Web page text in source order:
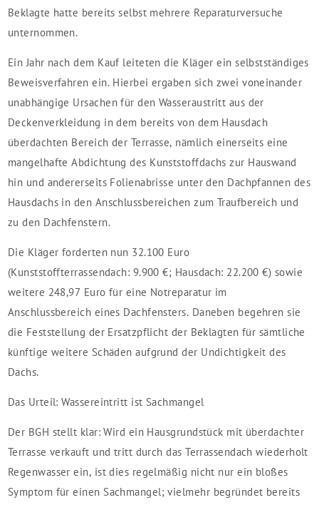
Beklagte hatte bereits selbst mehrere Reparaturversuche
unternommen.
Ein Jahr nach dem Kauf leiteten die Kläger ein selbstständiges
Beweisverfahren ein. Hierbei ergaben sich zwei voneinander
unabhängige Ursachen für den Wasseraustritt aus der
Deckenverkleidung in dem bereits von dem Hausdach
überdachten Bereich der Terrasse, nämlich einerseits eine
mangelhafte Abdichtung des Kunststoffdachs zur Hauswand
hin und andererseits Folienabrisse unter den Dachpfannen des
Hausdachs in den Anschlussbereichen zum Traufbereich und
zu den Dachfenstern.
Die Kläger forderten nun 32.100 Euro
(Kunststoffterrassendach: 9.900 €; Hausdach: 22.200 €) sowie
weitere 248,97 Euro für eine Notreparatur im
Anschlussbereich eines Dachfensters. Daneben begehren sie
die Feststellung der Ersatzpflicht der Beklagten für sämtliche
künftige weitere Schäden aufgrund der Undichtigkeit des
Dachs.
Das Urteil: Wassereintritt ist Sachmangel
Der BGH stellt klar: Wird ein Hausgrundstück mit überdachter
Terrasse verkauft und tritt durch das Terrassendach wiederholt
Regenwasser ein, ist dies regelmäßig nicht nur ein bloßes
Symptom für einen Sachmangel; vielmehr begründet bereits